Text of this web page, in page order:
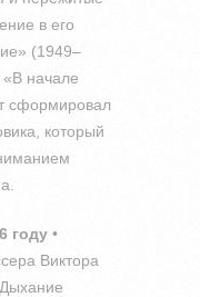
в его
(1949–
начале
сформировал
который
году •
Виктора